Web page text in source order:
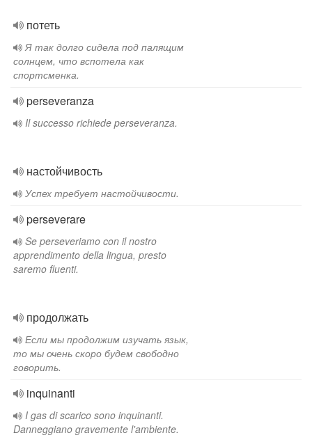
потеть
Я так долго сидела под палящим
солнцем, что вспотела как
спортсменка.
perseveranza
Il successo richiede perseveranza.
настойчивость
Успех требует настойчивости.
perseverare
Se perseveriamo con il nostro
apprendimento della lingua, presto
saremo fluenti.
продолжать
Если мы продолжим изучать язык,
то мы очень скоро будем свободно
говорить.
inquinanti
I gas di scarico sono inquinanti.
Danneggiano gravemente l'ambiente.